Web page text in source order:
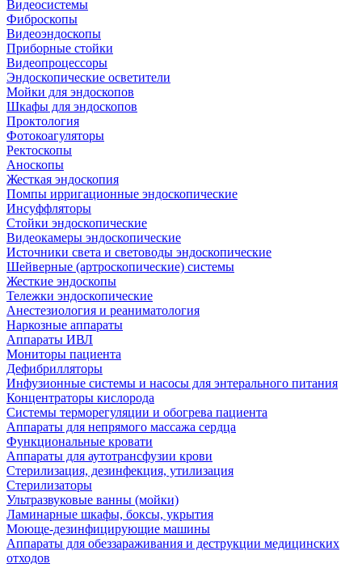
Видеосистемы
Фиброскопы
Видеоэндоскопы
Приборные стойки
Видеопроцессоры
Эндоскопические осветители
Мойки для эндоскопов
Шкафы для эндоскопов
Проктология
Фотокоагуляторы
Ректоскопы
Аноскопы
Жесткая эндоскопия
Помпы ирригационные эндоскопические
Инсуффляторы
Стойки эндоскопические
Видеокамеры эндоскопические
Источники света и световоды эндоскопические
Шейверные (артроскопические) системы
Жесткие эндоскопы
Тележки эндоскопические
Анестезиология и реаниматология
Наркозные аппараты
Аппараты ИВЛ
Мониторы пациента
Дефибрилляторы
Инфузионные системы и насосы для энтерального питания
Концентраторы кислорода
Системы терморегуляции и обогрева пациента
Аппараты для непрямого массажа сердца
Функциональные кровати
Аппараты для аутотрансфузии крови
Стерилизация, дезинфекция, утилизация
Стерилизаторы
Ультразвуковые ванны (мойки)
Ламинарные шкафы, боксы, укрытия
Моюще-дезинфицирующие машины
Аппараты для обеззараживания и деструкции медицинских
отходов